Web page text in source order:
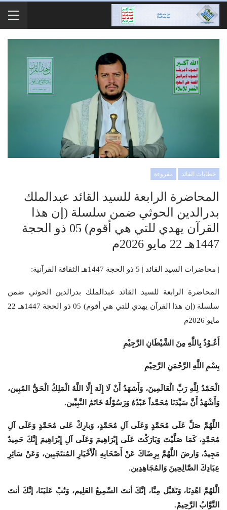
خطابات القائد مقروءة
المحاضرة الرابعة للسيد القائد عبدالملك
بدرالدين الحوثي ضمن سلسلة (إن هذا
القرآن يهدي للتي هي أقوم) 05 ذو الحجة
1447هـ 22 مايو 2026م
| محاضرات السيد القائد | 5 ذو الحجة 1447هـ الثقافة القرآنية:
المحاضرة الرابعة للسيد القائد عبدالملك بدرالدين الحوثي ضمن
سلسلة (إن هذا القرآن يهدي للتي هي أقوم) 05 ذو الحجة 1447هـ 22
مايو 2026م
أَعُـوْذُ بِاللَّهِ مِنَ الشَّيْطَانِ الرَّجِيْمِ
بِسْمِ اللَّهِ الرَّحْمَنِ الرَّحِيْمِ
الْحَمْدُ لِلَّهِ رَبِّ الْعَالَمِينَ، وَأَشهَدُ أَنْ لَا إِلَهَ إِلَّا اللَّهُ الْمَلِكُ الْحَقُّ المُبِين،
وَأَشْهَدُ أَنَّ سَيِّدَنَا مُحَمَّداً عَبْدُهُ وَرَسُوْلُهُ خَاتَمُ النَّبِيِّين.
اللَّهُمَّ صَلِّ عَلَى مُحَمَّدٍ وَعَلَى آلِ مُحَمَّدٍ، وَبارِكْ عَلى مُحَمَّدٍ وَعَلَى آلِ
مُحَمَّدٍ، كَمَا صَلَّيْتَ وَبَارَكْتَ عَلَى إِبْرَاهِيمَ وَعَلَى آلِ إِبْرَاهِيمَ إِنَّكَ حَمِيدٌ
مَجِيدٌ، وَارضَ اللَّهُمَّ بِرِضَاكَ عَنْ أَصْحَابِهِ الْأَخْيَارِ المُنتَجَبِين، وَعَنْ سَائِرِ
عِبَادِكَ الصَّالِحِينَ وَالمُجَاهِدِين.
الَّلهُمَّ اهْدِنَا، وَتَقَبَّل مِنَّا، إنَّكَ أنتَ السَّمِيعُ العَلِيم، وَتُبْ عَليَنَا، إنَّكَ أنتَ
التَّوَّابُ الرَّحِيمْ.